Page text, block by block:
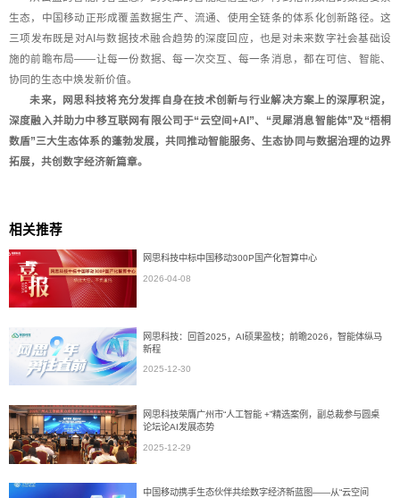
生态，中国移动正形成覆盖数据生产、流通、使用全链条的体系化创新路径。这
三项发布既是对AI与数据技术融合趋势的深度回应，也是对未来数字社会基础设
施的前瞻布局——让每一份数据、每一次交互、每一条消息，都在可信、智能、
协同的生态中焕发新价值。
未来，网思科技将充分发挥自身在技术创新与行业解决方案上的深厚积淀，
深度融入并助力中移互联网有限公司于“云空间+AI”、“灵犀消息智能体”及“梧桐
数盾”三大生态体系的蓬勃发展，共同推动智能服务、生态协同与数据治理的边界
拓展，共创数字经济新篇章。
相关推荐
网思科技中标中国移动300P国产化智算中心
2026-04-08
网思科技：回首2025，AI硕果盈枝；前瞻2026，智能体纵马
新程
2025-12-30
网思科技荣膺广州市“人工智能 +”精选案例，副总裁参与圆桌
论坛论AI发展态势
2025-12-29
中国移动携手生态伙伴共绘数字经济新蓝图——从“云空间